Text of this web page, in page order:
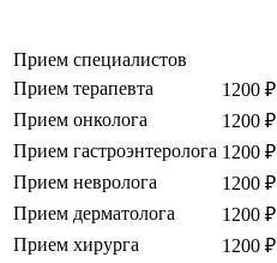
Прием специалистов
Прием терапевта
1200 ₽
Прием онколога
1200 ₽
Прием гастроэнтеролога 1200 ₽
Прием невролога
1200 ₽
Прием дерматолога
1200 ₽
Прием хирурга
1200 ₽